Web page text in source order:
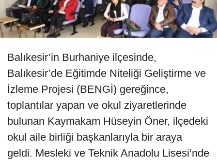
Balıkesir’in Burhaniye ilçesinde,
Balıkesir’de Eğitimde Niteliği Geliştirme ve
İzleme Projesi (BENGİ) gereğince,
toplantılar yapan ve okul ziyaretlerinde
bulunan Kaymakam Hüseyin Öner, ilçedeki
okul aile birliği başkanlarıyla bir araya
geldi. Mesleki ve Teknik Anadolu Lisesi’nde